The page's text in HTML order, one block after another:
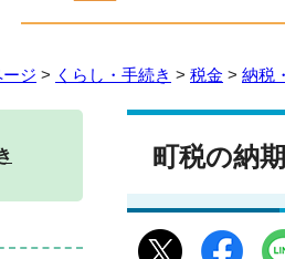
ージ > くらし・手続き > 税金 > 納税
町税の納